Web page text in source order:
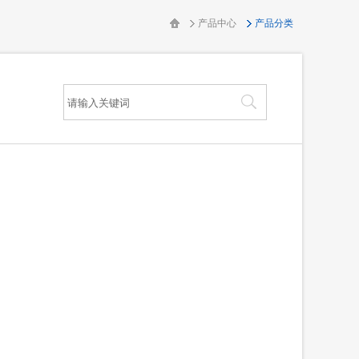
产品中心 产品分类